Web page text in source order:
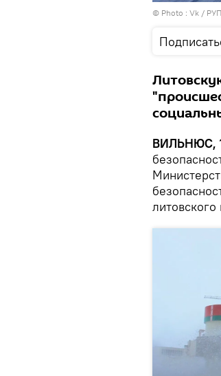
© Photo : Vk /
ВИЛЬНЮС,
литовского